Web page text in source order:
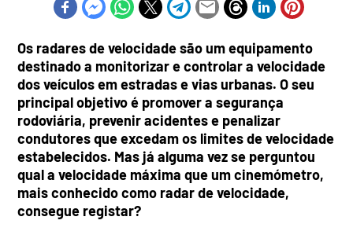
Os radares de velocidade são um equipamento
destinado a monitorizar e controlar a velocidade
dos veículos em estradas e vias urbanas. O seu
principal objetivo é promover a segurança
rodoviária, prevenir acidentes e penalizar
condutores que excedam os limites de velocidade
estabelecidos. Mas já alguma vez se perguntou
qual a velocidade máxima que um cinemómetro,
mais conhecido como radar de velocidade,
consegue registar?